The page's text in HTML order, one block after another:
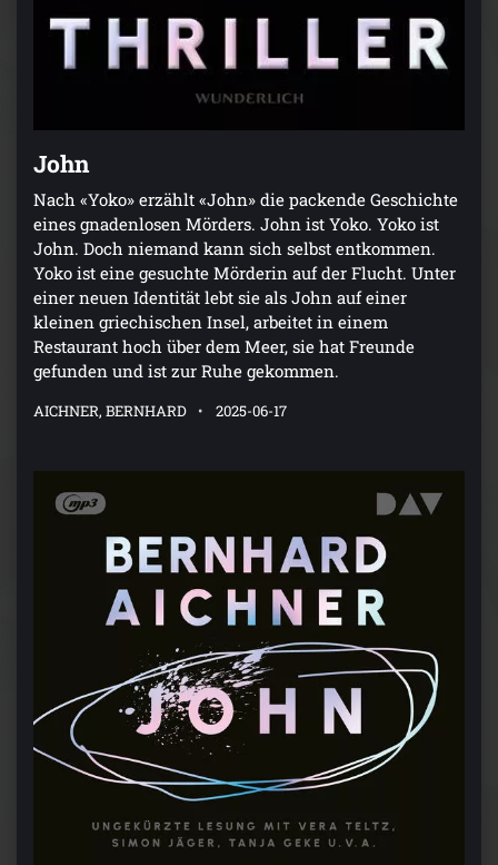
John
Nach «Yoko» erzählt «John» die packende Geschichte
eines gnadenlosen Mörders. John ist Yoko. Yoko ist
John. Doch niemand kann sich selbst entkommen.
Yoko ist eine gesuchte Mörderin auf der Flucht. Unter
einer neuen Identität lebt sie als John auf einer
kleinen griechischen Insel, arbeitet in einem
Restaurant hoch über dem Meer, sie hat Freunde
gefunden und ist zur Ruhe gekommen.
AICHNER, BERNHARD 2025-06-17